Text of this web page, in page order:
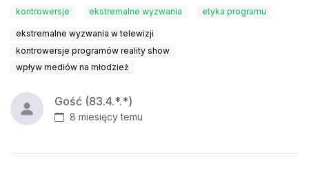
kontrowersje ekstremalne wyzwania etyka programu
ekstremalne wyzwania w telewizji
kontrowersje programów reality show
wpływ mediów na młodzież
Gość (83.4.*.*)
8 miesięcy temu